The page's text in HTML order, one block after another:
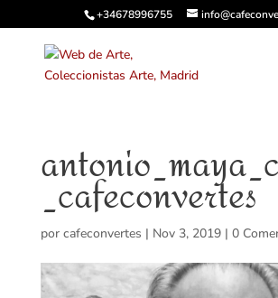
+34678996755
_cafeconvertes
por cafeconvertes | Nov 3, 2019| 0